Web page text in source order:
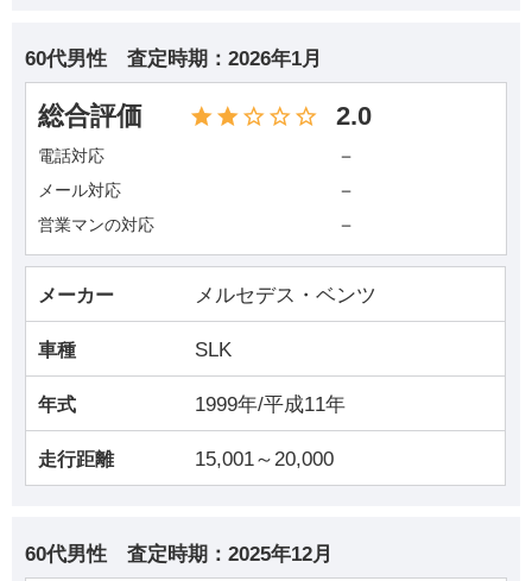
60代男性 査定時期： 2026年1月
総合評価 2.0
電話対応 －
メール対応 －
営業マンの対応 －
メーカー メルセデス・ベンツ
車種 SLK
年式 1999年/平成11年
走行距離 15,001～20,000
60代男性 査定時期： 2025年12月